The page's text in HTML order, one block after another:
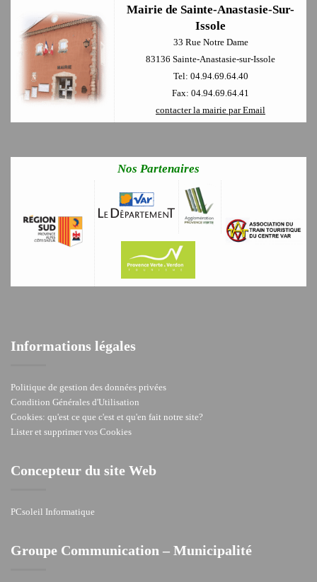
Mairie de Sainte-Anastasie-Sur-
Issole
33 Rue Notre Dame
83136 Sainte-Anastasie-sur-Issole
Tel: 04.94.69.64.40
Fax: 04.94.69.64.41
contacter la mairie par Email
Nos Partenaires
Informations légales
Politique de gestion des données privées
Condition Générales d'Utilisation
Cookies: qu'est ce que c'est et qu'en fait notre site?
Lister et supprimer vos Cookies
Concepteur du site Web
PCsoleil Informatique
Groupe Communication – Municipalité